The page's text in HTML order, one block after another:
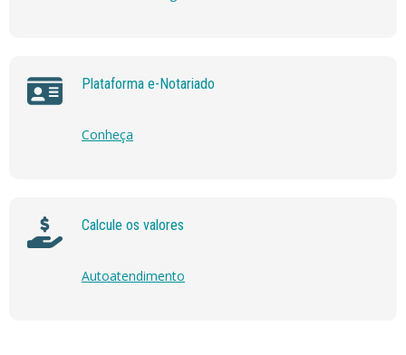
Plataforma e-Notariado
Conheça
Calcule os valores
Autoatendimento